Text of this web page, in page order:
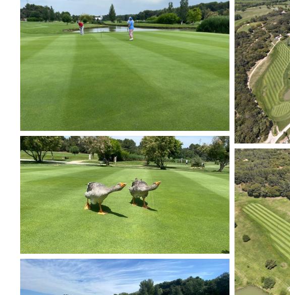
Accueil
Société
Réalisations
Métiers